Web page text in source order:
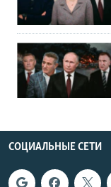
СОЦИАЛЬНЫЕ СЕТИ